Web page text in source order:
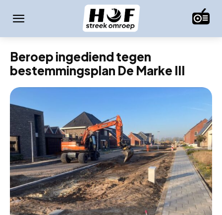
Beroep ingediend tegen
bestemmingsplan De Marke III